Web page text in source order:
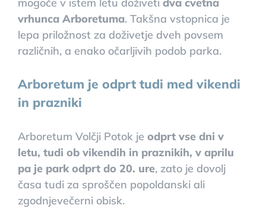
vrhunca Arboretuma. Takšna vstopnica je
lepa priložnost za doživetje dveh povsem
različnih, a enako očarljivih podob parka.
Arboretum je odprt tudi med vikendi
in prazniki
Arboretum Volčji Potok je odprt vse dni v
letu, tudi ob vikendih in praznikih, v aprilu
pa je park odprt do 20. ure, zato je dovolj
časa tudi za sproščen popoldanski ali
zgodnjevečerni obisk.